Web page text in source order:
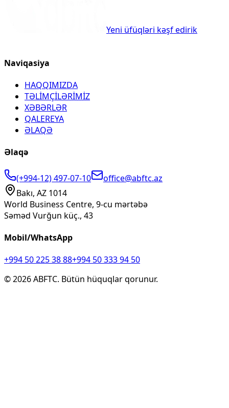
Yeni üfüqləri kəşf edirik
Naviqasiya
HAQQIMIZDA
TƏLİMÇİLƏRİMİZ
XƏBƏRLƏR
QALEREYA
ƏLAQƏ
Əlaqə
(+994-12) 497-07-10
office@abftc.az
Bakı, AZ 1014
World Business Centre, 9-cu mərtəbə
Səməd Vurğun küç., 43
Mobil/WhatsApp
+994 50 225 38 88+994 50 333 94 50
©2026ABFTC. Bütün hüquqlar qorunur.